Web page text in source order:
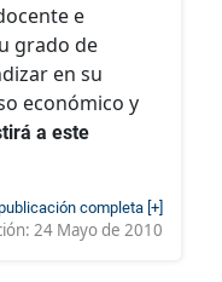
e
grado de
en su
económico y
a este
completa [+]
24 Mayo de 2010